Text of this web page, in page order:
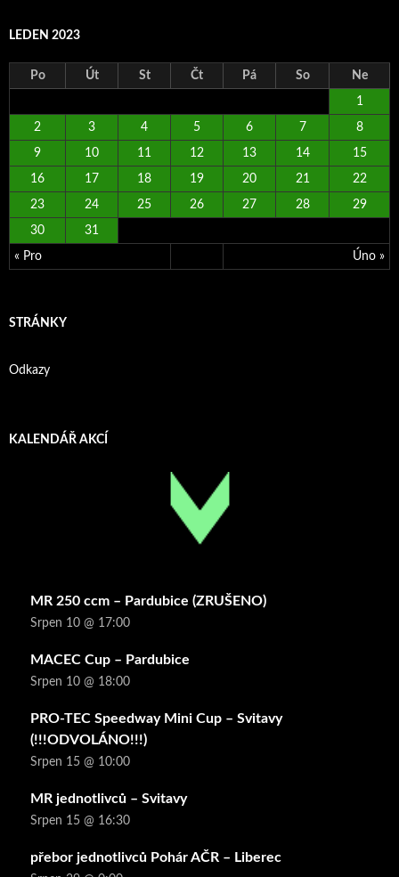
LEDEN 2023
Po Út St Čt Pá So Ne
« Pro Úno »
1
2 3 4 5 6 7 8
9 10 11 12 13 14 15
16 17 18 19 20 21 22
23 24 25 26 27 28 29
30 31
STRÁNKY
Odkazy
KALENDÁŘ AKCÍ
MR 250 ccm – Pardubice (ZRUŠENO)
Srpen 10 @ 17:00
MACEC Cup – Pardubice
Srpen 10 @ 18:00
PRO-TEC Speedway Mini Cup – Svitavy
(!!!ODVOLÁNO!!!)
Srpen 15 @ 10:00
MR jednotlivců – Svitavy
Srpen 15 @ 16:30
přebor jednotlivců Pohár AČR – Liberec